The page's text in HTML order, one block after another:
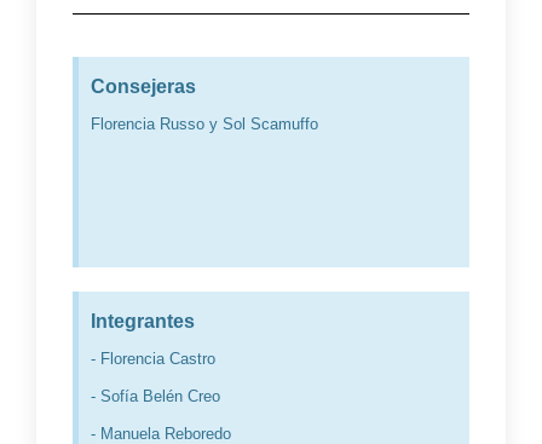
Consejeras
Florencia Russo y Sol Scamuffo
Integrantes
- Florencia Castro
- Sofía Belén Creo
- Manuela Reboredo